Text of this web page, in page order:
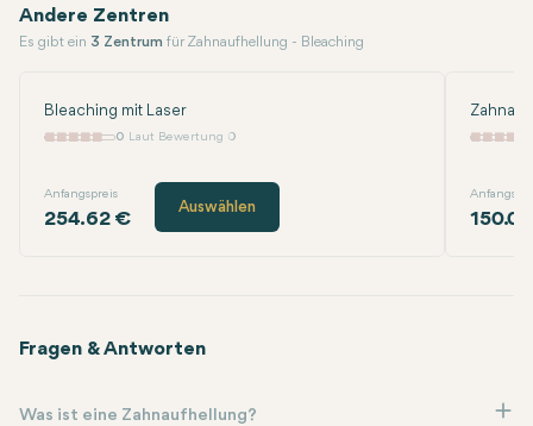
Andere Zentren
Es gibt ein 3 Zentrum für Zahnaufhellung - Bleaching
Bleaching mit Laser
0 Laut Bewertung 0
Anfangspreis
254.62 €
Auswählen
Fragen & Antworten
Was ist eine Zahnaufhellung?